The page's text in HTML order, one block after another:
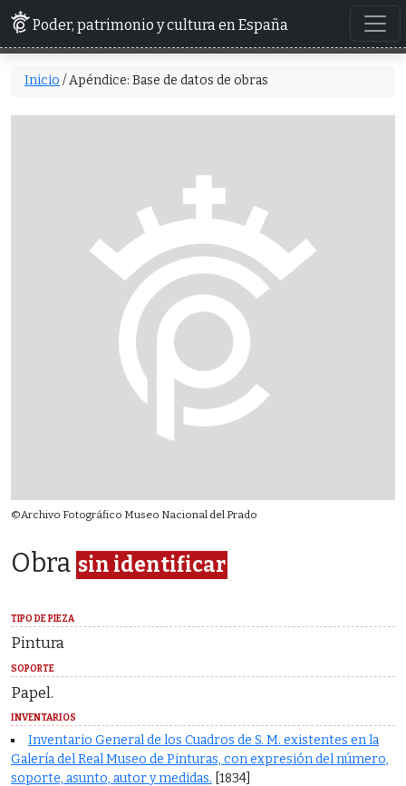
Poder, patrimonio y cultura en España
Inicio / Apéndice: Base de datos de obras
Obra sin identificar
TIPO DE PIEZA
Pintura
SOPORTE
Papel.
INVENTARIOS
Inventario General de los Cuadros de S. M. existentes en la
Galería del Real Museo de Pinturas, con expresión del número,
soporte, asunto, autor y medidas. [1834]
©Archivo Fotográfico Museo Nacional del Prado